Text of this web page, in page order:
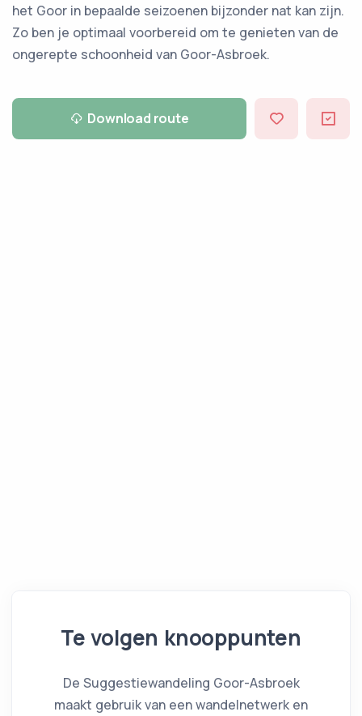
het Goor in bepaalde seizoenen bijzonder nat kan zijn.
Zo ben je optimaal voorbereid om te genieten van de
ongerepte schoonheid van Goor-Asbroek.
Download route
Te volgen knooppunten
De Suggestiewandeling Goor-Asbroek
maakt gebruik van een wandelnetwerk en